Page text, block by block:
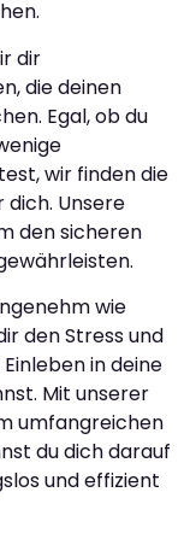
dir
die deinen
Egal, ob du
wir finden die
Unsere
den sicheren
wie
den Stress und
in deine
Mit unserer
umfangreichen
du dich darauf
und effizient